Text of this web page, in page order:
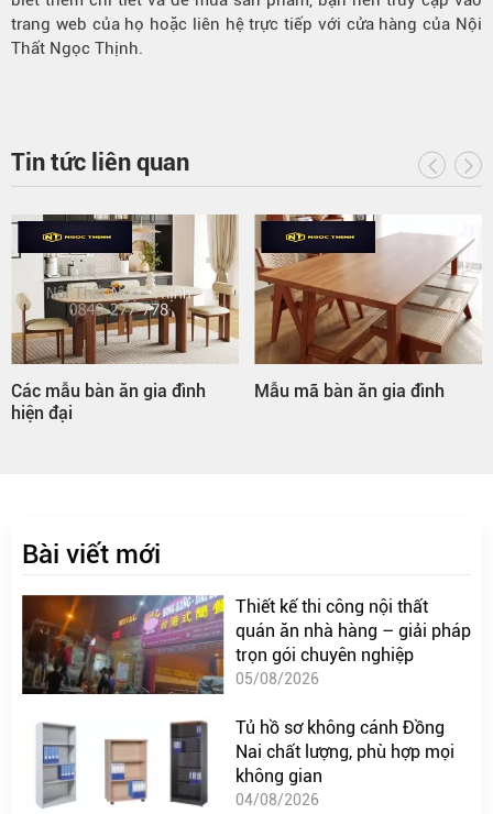
trang web của họ hoặc liên hệ trực tiếp với cửa hàng của Nội
Thất Ngọc Thịnh.
Tin tức liên quan
Các mẫu bàn ăn gia đình
hiện đại
Mẫu mã bàn ăn gia đình
Bài viết mới
Thiết kế thi công nội thất
quán ăn nhà hàng – giải pháp
trọn gói chuyên nghiệp
05/08/2026
Tủ hồ sơ không cánh Đồng
Nai chất lượng, phù hợp mọi
không gian
04/08/2026